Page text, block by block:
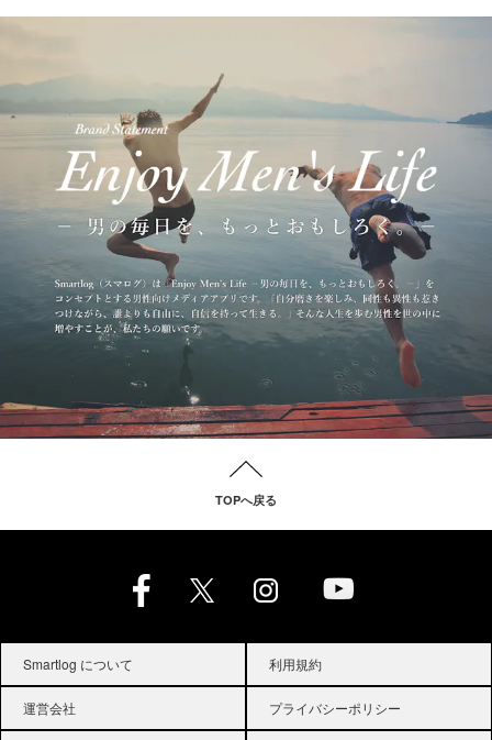
TOPへ戻る
Smartlog について 利用規約
運営会社 プライバシーポリシー